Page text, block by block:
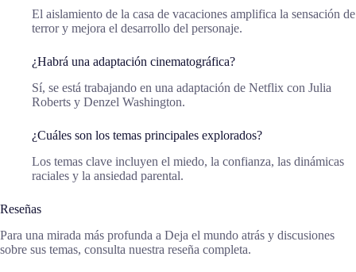
El aislamiento de la casa de vacaciones amplifica la sensación de
terror y mejora el desarrollo del personaje.
¿Habrá una adaptación cinematográfica?
Sí, se está trabajando en una adaptación de Netflix con Julia
Roberts y Denzel Washington.
¿Cuáles son los temas principales explorados?
Los temas clave incluyen el miedo, la confianza, las dinámicas
raciales y la ansiedad parental.
Reseñas
Para una mirada más profunda a Deja el mundo atrás y discusiones
sobre sus temas, consulta nuestra reseña completa.